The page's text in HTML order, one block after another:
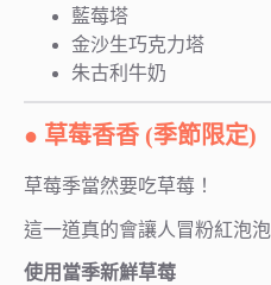
藍莓塔
金沙生巧克力塔
朱古利牛奶
● 草莓香香 (季節限定)
草莓季當然要吃草莓！
這一道真的會讓人冒粉紅泡泡
使用當季新鮮草莓